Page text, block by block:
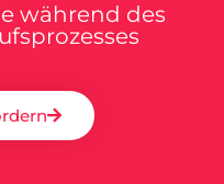
während des